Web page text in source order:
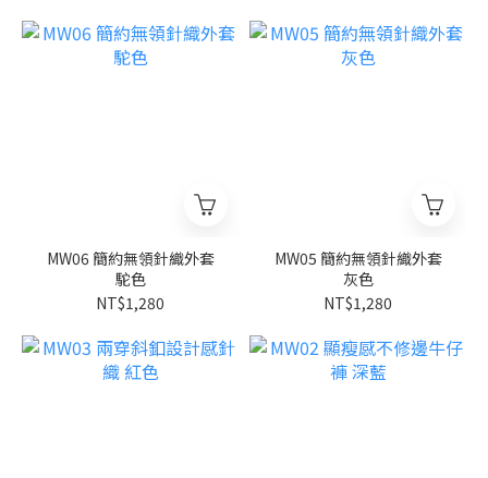
MW06 簡約無領針織外套
駝色
NT$1,280
MW05 簡約無領針織外套
灰色
NT$1,280